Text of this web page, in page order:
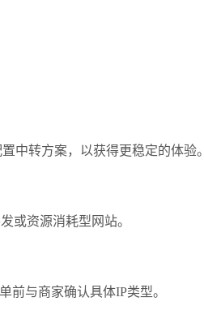
中转方案，以获得更稳定的体验。
或资源消耗型网站。
前与商家确认具体IP类型。